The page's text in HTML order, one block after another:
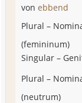
von ebbend
Plural –
(femininum)
Singular –
Plural –
(neutrum)